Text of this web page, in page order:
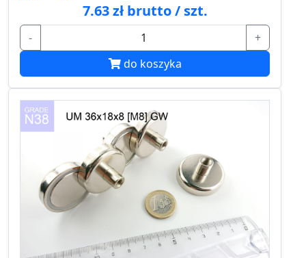
7.63 zł brutto / szt.
-
+
do koszyka